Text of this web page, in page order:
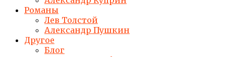
Романы
Лев Толстой
Александр Пушкин
Другое
Блог